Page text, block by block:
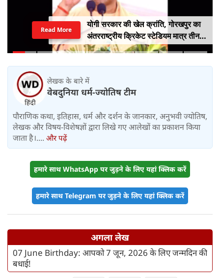
योगी सरकार की खेल क्रांति, गोरखपुर का
अंतरराष्ट्रीय क्रिकेट स्टेडियम मात्र तीन
महीने में लगभग 20% तैयार
Read More
लेखक के बारे में
वेबदुनिया धर्म-ज्योतिष टीम
पौराणिक कथा, इतिहास, धर्म और दर्शन के जानकार, अनुभवी ज्योतिष,
लेखक और विषय-विशेषज्ञों द्वारा लिखे गए आलेखों का प्रकाशन किया
जाता है।.... और पढ़ें
हमारे साथ WhatsApp पर जुड़ने के लिए यहां क्लिक करें
हमारे साथ Telegram पर जुड़ने के लिए यहां क्लिक करें
अगला लेख
07 June Birthday: आपको 7 जून, 2026 के लिए जन्मदिन की
बधाई!